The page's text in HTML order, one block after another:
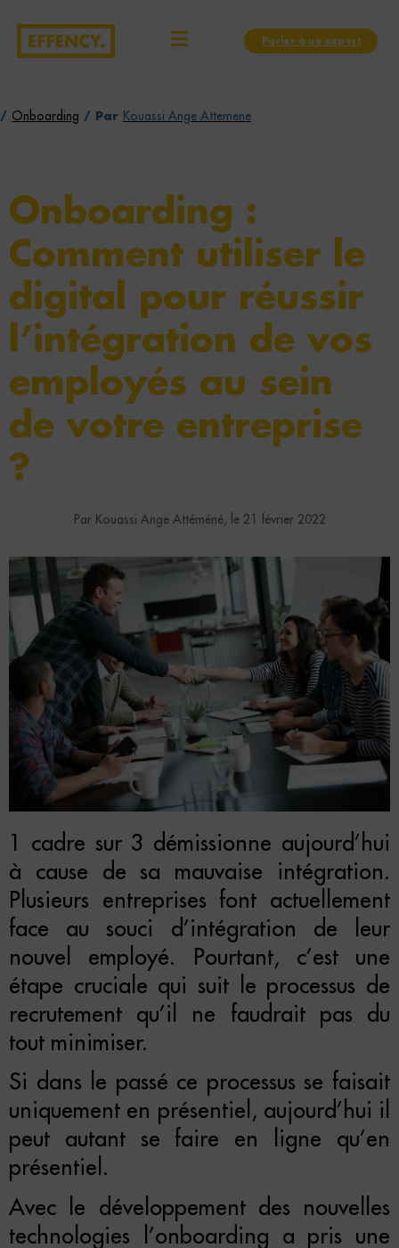
contenu
Menu
Parler à un expert
/ Onboarding / Par Kouassi Ange Attemene
Onboarding :
Comment utiliser le
digital pour réussir
l’intégration de vos
employés au sein
de votre entreprise
?
Par Kouassi Ange Attéméné, le 21 février 2022
1 cadre sur 3 démissionne aujourd’hui
à cause de sa mauvaise intégration.
Plusieurs entreprises font actuellement
face au souci d’intégration de leur
nouvel employé. Pourtant, c’est une
étape cruciale qui suit le processus de
recrutement qu’il ne faudrait pas du
tout minimiser.
Si dans le passé ce processus se faisait
uniquement en présentiel, aujourd’hui il
peut autant se faire en ligne qu’en
présentiel.
Avec le développement des nouvelles
technologies l’onboarding a pris une
des
articles